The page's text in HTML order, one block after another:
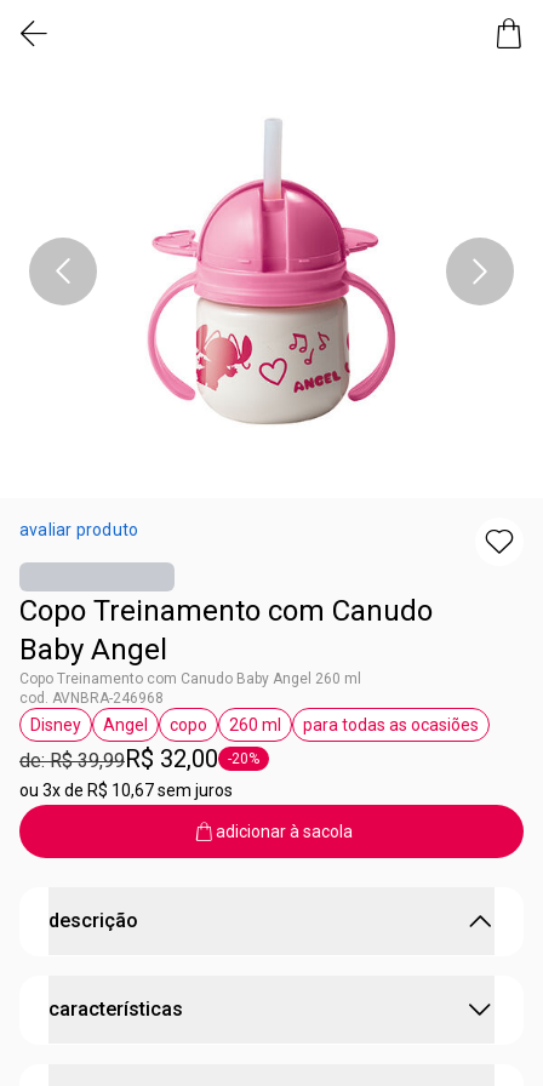
avaliar produto
Copo Treinamento com Canudo
Baby Angel
Copo Treinamento com Canudo Baby Angel 260 ml
cod. AVNBRA-246968
etiqueta Disney
Disney
etiqueta Angel
Angel
etiqueta copo
copo
etiqueta 260 ml
260 ml
etiqueta para todas
para todas as ocasiões
de: R$ 39,99R$ 32,00 etiqueta -20%
-20%
ou 3x de R$ 10,67 sem juros
adicionar à sacola
descrição
O Copo Treinamento com Canudo Baby Angel é essencial
características